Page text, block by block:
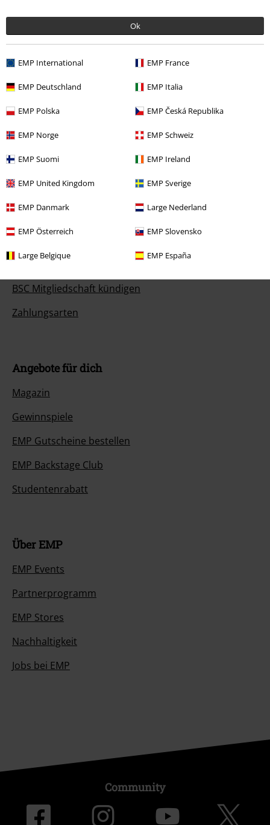
Ok
EMP International EMP France
EMP Deutschland EMP Italia
EMP Polska EMP Česká Republika
EMP Norge EMP Schweiz
EMP Suomi EMP Ireland
EMP United Kingdom EMP Sverige
EMP Danmark Large Nederland
EMP Österreich EMP Slovensko
Large Belgique EMP España
Unser Kundenservice ist für dich da
18:00 Uhr.Mehr Infos
Chat starten
Kundenservice
FAQ / Hilfe
Rückgaberichtlinien
Artikel zurücksenden
Größentabelle
BSC Mitgliedschaft kündigen
Zahlungsarten
Angebote für dich
Magazin
Gewinnspiele
EMP Gutscheine bestellen
EMP Backstage Club
Studentenrabatt
Über EMP
EMP Events
Partnerprogramm
EMP Stores
Nachhaltigkeit
Jobs bei EMP
Community